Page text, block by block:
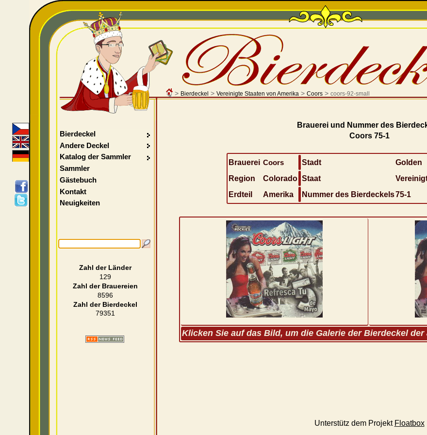
> Bierdeckel > Vereinigte Staaten von Amerika> Coors> coors-92-small
Brauerei und Nummer des
Coors 75-1
Brauerei Coors Stadt
Golden
Region
Colorado Staat
Erdteil
Amerika Nummer des Bierdeckels75-1
Klicken Sie auf das Bild, um die Galerie der Bierdeckel
Unterstütz dem Projekt Floatbox
Bierdeckel
Andere Deckel
Katalog der Sammler
Sammler
Gästebuch
Kontakt
Neuigkeiten
Zahl der Länder
129
Zahl der Brauereien
8596
Zahl der Bierdeckel
79351